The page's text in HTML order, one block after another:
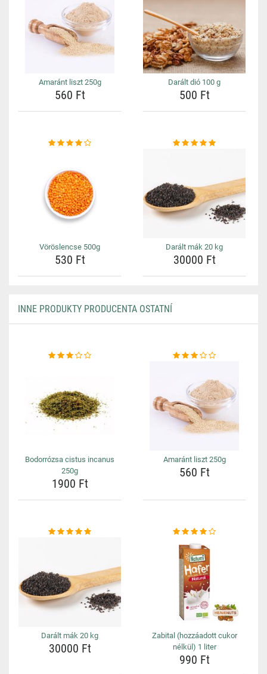
Amaránt liszt 250g
560 Ft
Darált dió 100 g
500 Ft
Vöröslencse 500g
530 Ft
Darált mák 20 kg
30000 Ft
INNE PRODUKTY PRODUCENTA OSTATNÍ
Bodorrózsa cistus incanus
250g
1900 Ft
Amaránt liszt 250g
560 Ft
Darált mák 20 kg
30000 Ft
Zabital (hozzáadott cukor
nélkül) 1 liter
990 Ft